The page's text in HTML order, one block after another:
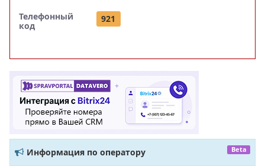
Телефонный
код
921
Информация по оператору Beta